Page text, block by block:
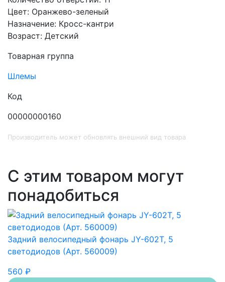
Цвет: Оранжево-зеленый
Назначение: Кросс-кантри
Возраст: Детский
Товарная группа
Шлемы
Код
00000000160
Производитель может обновлять внешний вид товара
С этим товаром могут
понадобиться
Задний велосипедный фонарь JY-602T, 5
светодиодов (Арт. 560009)
560 ₽